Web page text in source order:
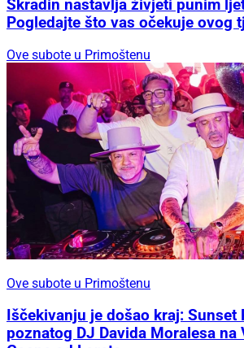
Zabava za sve generacije
Skradin nastavlja živjeti punim
Pogledajte što vas očekuje ovog
Ove subote u Primoštenu